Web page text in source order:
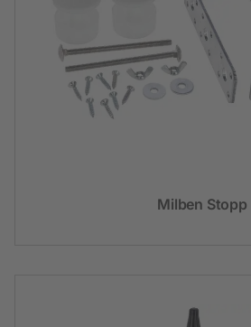
Milben Stopp